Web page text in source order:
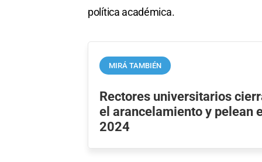
política académica.
MIRÁ TAMBIÉN
Rectores universitarios
el arancelamiento y pelean
2024